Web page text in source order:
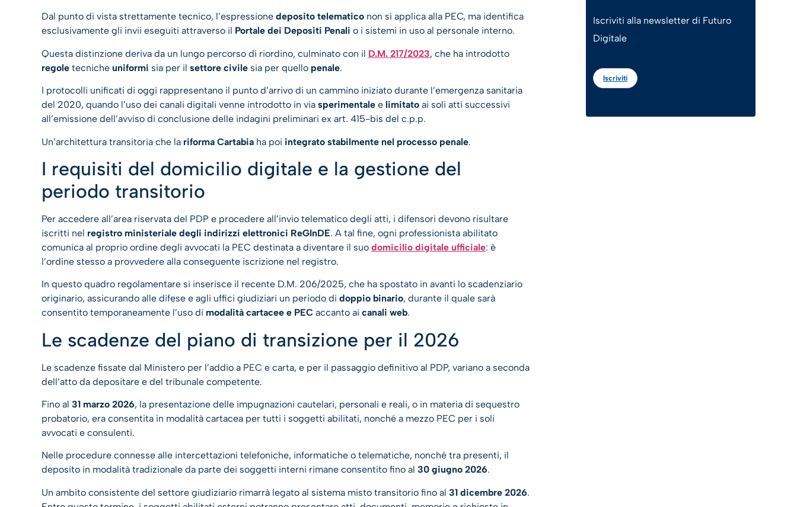
Dal punto di vista strettamente tecnico, l’espressione deposito telematico non si applica alla PEC, ma identifica
esclusivamente gli invii eseguiti attraverso il Portale dei Depositi Penali o i sistemi in uso al personale interno.
Questa distinzione deriva da un lungo percorso di riordino, culminato con il D.M. 217/2023, che ha introdotto
regole tecniche uniformi sia per il settore civile sia per quello penale.
I protocolli unificati di oggi rappresentano il punto d’arrivo di un cammino iniziato durante l’emergenza sanitaria
del 2020, quando l’uso dei canali digitali venne introdotto in via sperimentale e limitato ai soli atti successivi
all’emissione dell’avviso di conclusione delle indagini preliminari ex art. 415-bis del c.p.p.
Un’architettura transitoria che la riforma Cartabia ha poi integrato stabilmente nel processo penale.
I requisiti del domicilio digitale e la gestione del
periodo transitorio
Per accedere all’area riservata del PDP e procedere all’invio telematico degli atti, i difensori devono risultare
iscritti nel registro ministeriale degli indirizzi elettronici ReGInDE. A tal fine, ogni professionista abilitato
comunica al proprio ordine degli avvocati la PEC destinata a diventare il suo domicilio digitale ufficiale: è
l’ordine stesso a provvedere alla conseguente iscrizione nel registro.
In questo quadro regolamentare si inserisce il recente D.M. 206/2025, che ha spostato in avanti lo scadenziario
originario, assicurando alle difese e agli uffici giudiziari un periodo di doppio binario, durante il quale sarà
consentito temporaneamente l’uso di modalità cartacee e PEC accanto ai canali web.
Le scadenze del piano di transizione per il 2026
Le scadenze fissate dal Ministero per l’addio a PEC e carta, e per il passaggio definitivo al PDP, variano a seconda
dell’atto da depositare e del tribunale competente.
Fino al 31 marzo 2026, la presentazione delle impugnazioni cautelari, personali e reali, o in materia di sequestro
probatorio, era consentita in modalità cartacea per tutti i soggetti abilitati, nonché a mezzo PEC per i soli
avvocati e consulenti.
Nelle procedure connesse alle intercettazioni telefoniche, informatiche o telematiche, nonché tra presenti, il
deposito in modalità tradizionale da parte dei soggetti interni rimane consentito fino al 30 giugno 2026.
Un ambito consistente del settore giudiziario rimarrà legato al sistema misto transitorio fino al 31 dicembre 2026.
Iscriviti alla newsletter di Futuro
Digitale
Iscriviti